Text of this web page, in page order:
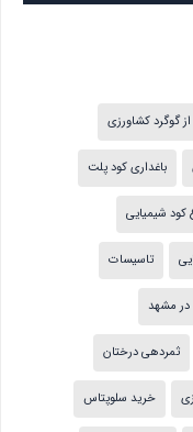
از گوگرد کشاورزی
باغداری کود پلت
کود شیمیایی
تاسیسات
در مشهد
ثمردهی درختان
خرید سلوپتاس